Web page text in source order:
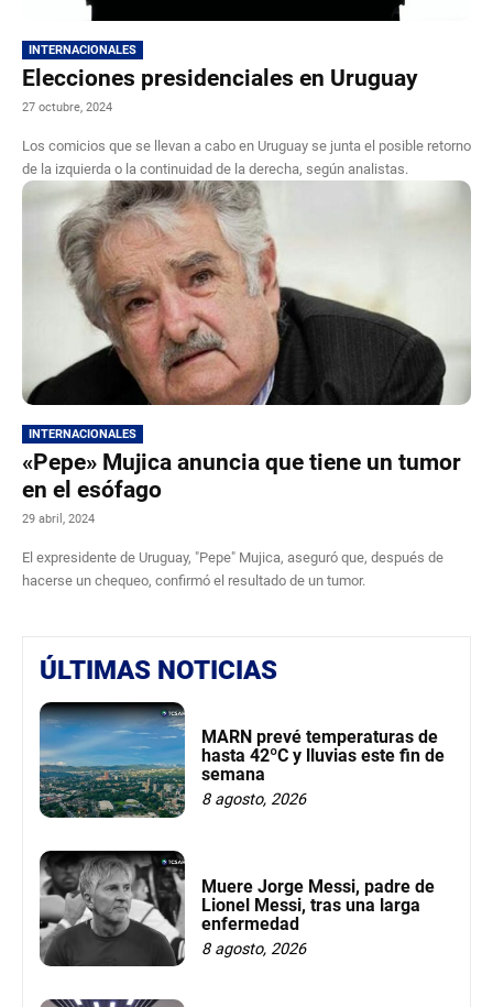
INTERNACIONALES
Elecciones presidenciales en Uruguay
27 octubre, 2024
Los comicios que se llevan a cabo en Uruguay se junta el posible retorno
de la izquierda o la continuidad de la derecha, según analistas.
INTERNACIONALES
«Pepe» Mujica anuncia que tiene un tumor
en el esófago
29 abril, 2024
El expresidente de Uruguay, "Pepe" Mujica, aseguró que, después de
hacerse un chequeo, confirmó el resultado de un tumor.
ÚLTIMAS NOTICIAS
MARN prevé temperaturas de
hasta 42ºC y lluvias este fin de
semana
8 agosto, 2026
Muere Jorge Messi, padre de
Lionel Messi, tras una larga
enfermedad
8 agosto, 2026